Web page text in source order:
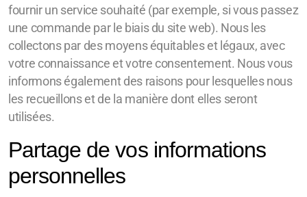
fournir un service souhaité (par exemple, si vous passez
une commande par le biais du site web). Nous les
collectons par des moyens équitables et légaux, avec
votre connaissance et votre consentement. Nous vous
informons également des raisons pour lesquelles nous
les recueillons et de la manière dont elles seront
utilisées.
Partage de vos informations
personnelles